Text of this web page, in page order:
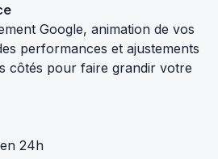
Google, animation de vos
performances et ajustements
côtés pour faire grandir votre
24h